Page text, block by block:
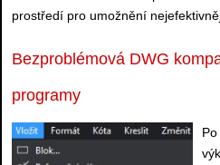
prostředí pro umožnění
Bezproblémová DWG
programy